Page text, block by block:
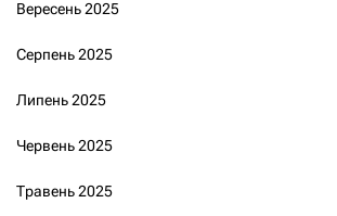
Вересень 2025
Серпень 2025
Липень 2025
Червень 2025
Травень 2025